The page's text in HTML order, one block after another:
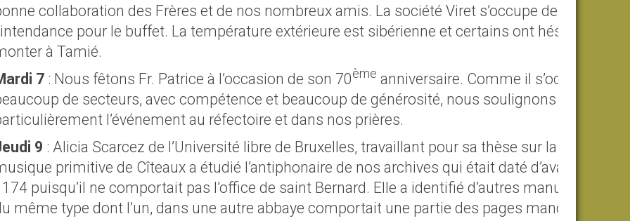
collaboration des Frères et de nos nombreux amis. La société Viret s’occupe de
pour le buffet. La température extérieure est sibérienne et certains ont hésité à
à Tamié.
7 : Nous fêtons Fr. Patrice à l’occasion de son 70ème anniversaire. Comme il s’occupe de
de secteurs, avec compétence et beaucoup de générosité, nous soulignons
l’événement au réfectoire et dans nos prières.
9 : Alicia Scarcez de l’Université libre de Bruxelles, travaillant pour sa thèse sur la
primitive de Cîteaux a étudié l’antiphonaire de nos archives qui était daté d’avant
puisqu’il ne comportait pas l’office de saint Bernard. Elle a identifié d’autres manuscrits
même type dont l’un, dans une autre abbaye comportait une partie des pages manquantes